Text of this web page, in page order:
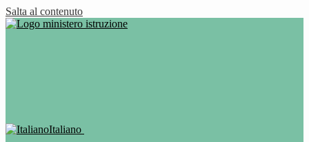
Salta al contenuto
Italiano